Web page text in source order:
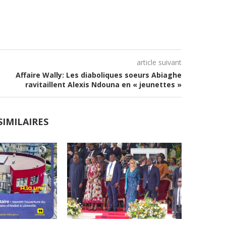
article suivant
Affaire Wally: Les diaboliques soeurs Abiaghe
ravitaillent Alexis Ndouna en « jeunettes »